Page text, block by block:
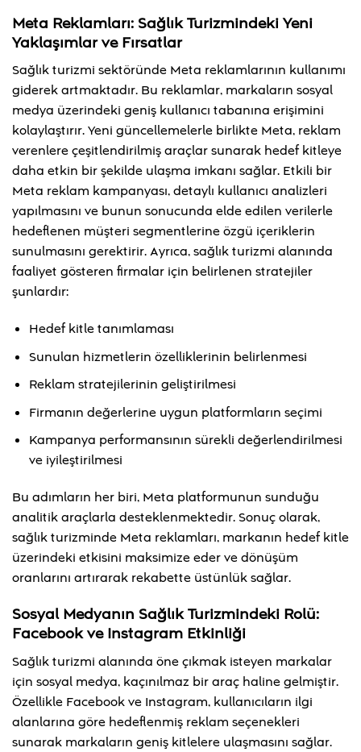
Meta Reklamları: Sağlık Turizmindeki Yeni
Yaklaşımlar ve Fırsatlar
Sağlık turizmi sektöründe Meta reklamlarının kullanımı
giderek artmaktadır. Bu reklamlar, markaların sosyal
medya üzerindeki geniş kullanıcı tabanına erişimini
kolaylaştırır. Yeni güncellemelerle birlikte Meta, reklam
verenlere çeşitlendirilmiş araçlar sunarak hedef kitleye
daha etkin bir şekilde ulaşma imkanı sağlar. Etkili bir
Meta reklam kampanyası, detaylı kullanıcı analizleri
yapılmasını ve bunun sonucunda elde edilen verilerle
hedeflenen müşteri segmentlerine özgü içeriklerin
sunulmasını gerektirir. Ayrıca, sağlık turizmi alanında
faaliyet gösteren firmalar için belirlenen stratejiler
şunlardır:
Hedef kitle tanımlaması
Sunulan hizmetlerin özelliklerinin belirlenmesi
Reklam stratejilerinin geliştirilmesi
Firmanın değerlerine uygun platformların seçimi
Kampanya performansının sürekli değerlendirilmesi
ve iyileştirilmesi
Bu adımların her biri, Meta platformunun sunduğu
analitik araçlarla desteklenmektedir. Sonuç olarak,
sağlık turizminde Meta reklamları, markanın hedef kitle
üzerindeki etkisini maksimize eder ve dönüşüm
oranlarını artırarak rekabette üstünlük sağlar.
Sosyal Medyanın Sağlık Turizmindeki Rolü:
Facebook ve Instagram Etkinliği
Sağlık turizmi alanında öne çıkmak isteyen markalar
için sosyal medya, kaçınılmaz bir araç haline gelmiştir.
Özellikle Facebook ve Instagram, kullanıcıların ilgi
alanlarına göre hedeflenmiş reklam seçenekleri
sunarak markaların geniş kitlelere ulaşmasını sağlar.